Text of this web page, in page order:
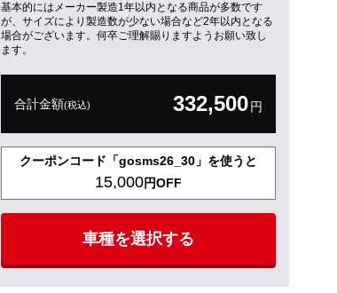
基本的にはメーカー製造1年以内となる商品が多数です
が、サイズにより製造数が少ない場合など2年以内となる
場合がございます。何卒ご理解賜りますようお願い致し
ます。
合計金額(税込) 332,500円
クーポンコード「gosms26_30」を使うと
15,000円OFF
車種を選択する